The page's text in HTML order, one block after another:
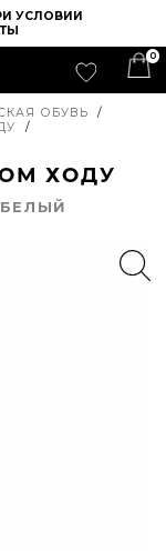
УСЛОВИИ
0
ОБУВЬ
/
/
ХОДУ
БЕЛЫЙ